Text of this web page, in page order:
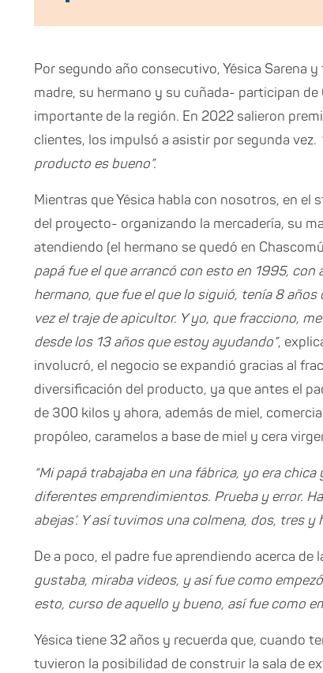
Por segundo año consecutivo, Yésica Sarena
madre, su hermano y su cuñada- participan
importante de la región. En 2022 salieron
clientes, los impulsó a asistir por segunda vez.
producto es bueno”.
Mientras que Yésica habla con nosotros, en el
del proyecto- organizando la mercadería, su
atendiendo (el hermano se quedó en
papá fue el que arrancó con esto en 1995, con
hermano, que fue el que lo siguió, tenía 8
vez el traje de apicultor. Y yo, que fracciono,
desde los 13 años que estoy ayudando”,
involucró, el negocio se expandió gracias al
diversificación del producto, ya que antes el
de 300 kilos y ahora, además de miel,
propóleo, caramelos a base de miel y cera
“Mi papá trabajaba en una fábrica, yo era
diferentes emprendimientos. Prueba y error.
abejas’. Y así tuvimos una colmena, dos, tres
De a poco, el padre fue aprendiendo acerca de
gustaba, miraba videos, y así fue como
esto, curso de aquello y bueno, así fue como
Yésica tiene 32 años y recuerda que, cuando
tuvieron la posibilidad de construir la sala de